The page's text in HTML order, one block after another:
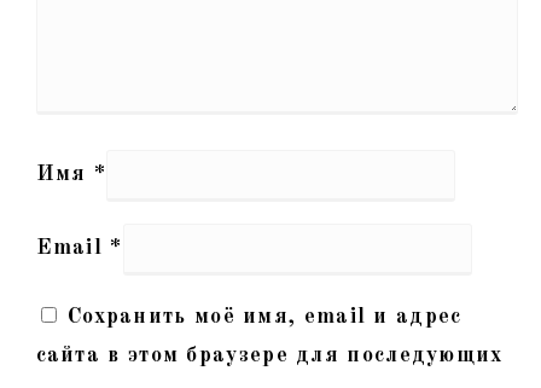
Имя *
Email *
Сохранить моё имя, email и адрес
сайта в этом браузере для последующих